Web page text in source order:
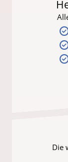
Die